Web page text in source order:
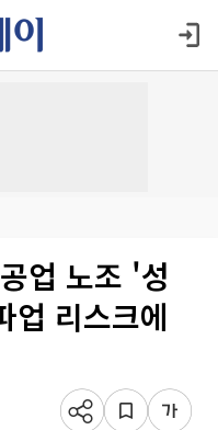
업 노조 '성
리스크에